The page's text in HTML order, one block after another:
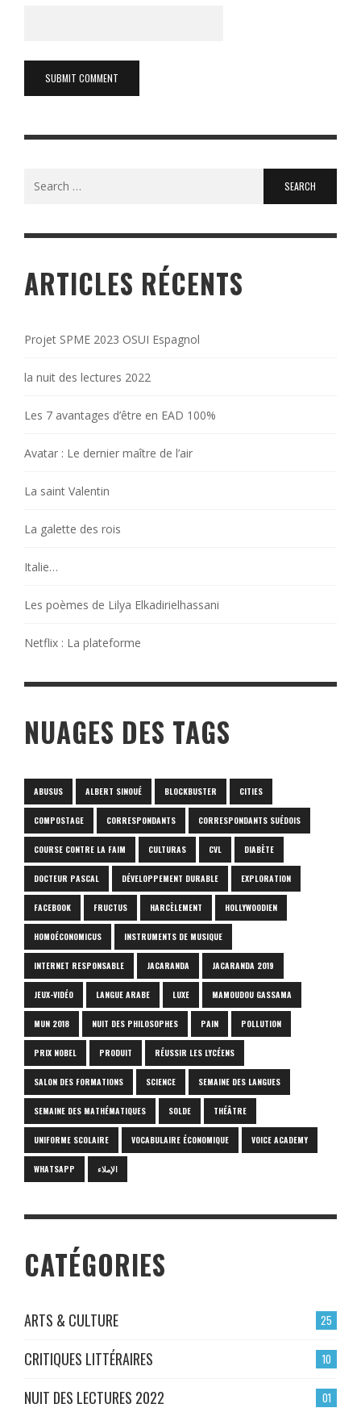
ARTICLES RÉCENTS
Projet SPME 2023 OSUI Espagnol
la nuit des lectures 2022
Les 7 avantages d’être en EAD 100%
Avatar : Le dernier maître de l’air
La saint Valentin
La galette des rois
Italie…
Les poèmes de Lilya Elkadirielhassani
Netflix : La plateforme
NUAGES DES TAGS
ABUSUS ALBERT SINOUÉ BLOCKBUSTER CITIES
COMPOSTAGE CORRESPONDANTS CORRESPONDANTS SUÉDOIS
COURSE CONTRE LA FAIM CULTURAS CVL DIABÈTE
DOCTEUR PASCAL DÉVELOPPEMENT DURABLE EXPLORATION
FACEBOOK FRUCTUS HARCÈLEMENT HOLLYWOODIEN
HOMOÉCONOMICUS INSTRUMENTS DE MUSIQUE
INTERNET RESPONSABLE JACARANDA JACARANDA 2019
JEUX-VIDÉO LANGUE ARABE LUXE MAMOUDOU GASSAMA
MUN 2018 NUIT DES PHILOSOPHES PAIN POLLUTION
PRIX NOBEL PRODUIT RÉUSSIR LES LYCÉENS
SALON DES FORMATIONS SCIENCE SEMAINE DES LANGUES
SEMAINE DES MATHÉMATIQUES SOLDE THÉÂTRE
UNIFORME SCOLAIRE VOCABULAIRE ÉCONOMIQUE VOICE ACADEMY
WHATSAPP الإملاء
CATÉGORIES
25
ARTS & CULTURE
10
CRITIQUES LITTÉRAIRES
01
NUIT DES LECTURES 2022